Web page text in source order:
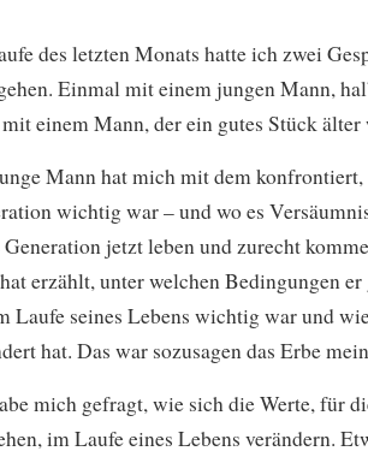
des letzten Monats hatte ich zwei
Einmal mit einem jungen Mann,
einem Mann, der ein gutes Stück älter
Mann hat mich mit dem konfrontiert,
wichtig war – und wo es
Generation jetzt leben und zurecht
erzählt, unter welchen Bedingungen
Laufe seines Lebens wichtig war und
hat. Das war sozusagen das Erbe
mich gefragt, wie sich die Werte, für
im Laufe eines Lebens verändern.